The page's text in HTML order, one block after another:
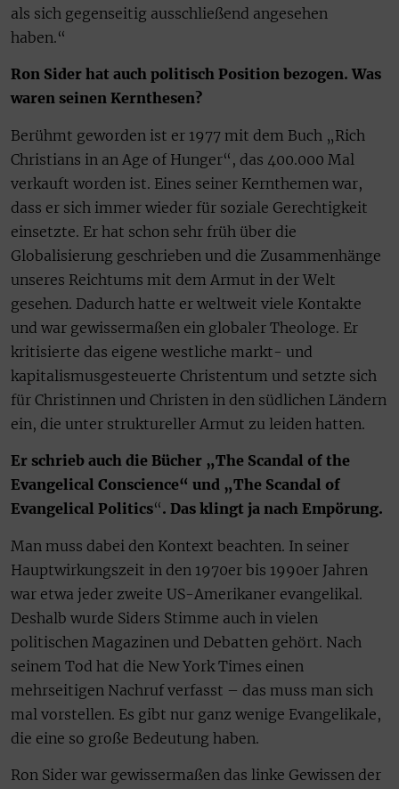
als sich gegenseitig ausschließend angesehen
haben.“
Ron Sider hat auch politisch Position bezogen. Was
waren seinen Kernthesen?
Berühmt geworden ist er 1977 mit dem Buch „Rich
Christians in an Age of Hunger“, das 400.000 Mal
verkauft worden ist. Eines seiner Kernthemen war,
dass er sich immer wieder für soziale Gerechtigkeit
einsetzte. Er hat schon sehr früh über die
Globalisierung geschrieben und die Zusammenhänge
unseres Reichtums mit dem Armut in der Welt
gesehen. Dadurch hatte er weltweit viele Kontakte
und war gewissermaßen ein globaler Theologe. Er
kritisierte das eigene westliche markt- und
kapitalismusgesteuerte Christentum und setzte sich
für Christinnen und Christen in den südlichen Ländern
ein, die unter struktureller Armut zu leiden hatten.
Er schrieb auch die Bücher „The Scandal of the
Evangelical Conscience“ und „The Scandal of
Evangelical Politics“. Das klingt ja nach Empörung.
Man muss dabei den Kontext beachten. In seiner
Hauptwirkungszeit in den 1970er bis 1990er Jahren
war etwa jeder zweite US-Amerikaner evangelikal.
Deshalb wurde Siders Stimme auch in vielen
politischen Magazinen und Debatten gehört. Nach
seinem Tod hat die New York Times einen
mehrseitigen Nachruf verfasst – das muss man sich
mal vorstellen. Es gibt nur ganz wenige Evangelikale,
die eine so große Bedeutung haben.
Ron Sider war gewissermaßen das linke Gewissen der